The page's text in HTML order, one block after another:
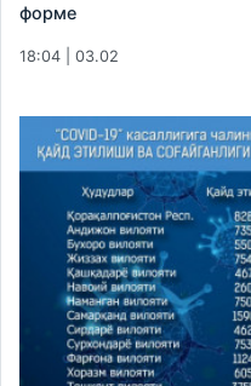
форме
18:04 | 03.02